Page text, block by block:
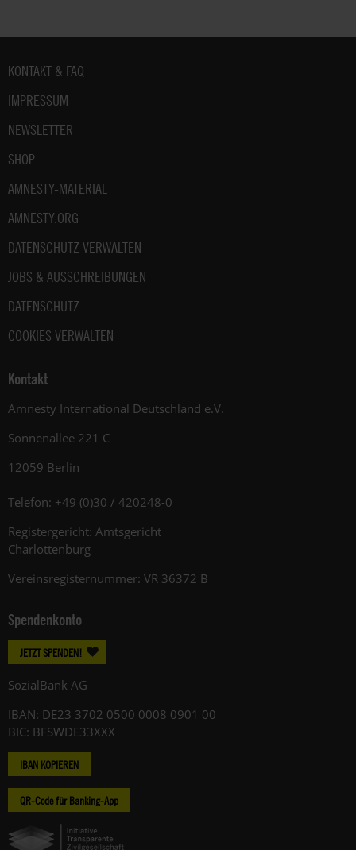
Fußbereich
KONTAKT & FAQ
IMPRESSUM
NEWSLETTER
SHOP
AMNESTY-MATERIAL
AMNESTY.ORG
DATENSCHUTZ VERWALTEN
JOBS & AUSSCHREIBUNGEN
DATENSCHUTZ
COOKIES VERWALTEN
Kontakt
Amnesty International Deutschland e.V.
Sonnenallee 221 C
12059 Berlin
Telefon: +49 (0)30 / 420248-0
Registergericht: Amtsgericht
Charlottenburg
Vereinsregisternummer: VR 36372 B
Spendenkonto
JETZT SPENDEN!
SozialBank AG
IBAN: DE23 3702 0500 0008 0901 00
BIC: BFSWDE33XXX
IBAN KOPIEREN
QR-Code für Banking-App